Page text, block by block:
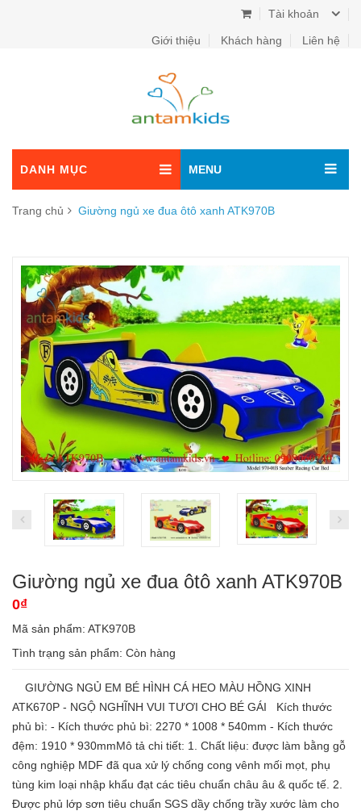
Tài khoản
Giới thiệu Khách hàng Liên hệ
DANH MỤC MENU
Trang chủ Giường ngủ xe đua ôtô xanh ATK970B
Giường ngủ xe đua ôtô xanh ATK970B
0₫
Mã sản phẩm: ATK970B
Tình trạng sản phẩm: Còn hàng
GIƯỜNG NGỦ EM BÉ HÌNH CÁ HEO MÀU HỒNG XINH
ATK670P - NGỘ NGHĨNH VUI TƯƠI CHO BÉ GÁI Kích thước
phủ bì: - Kích thước phủ bì: 2270 * 1008 * 540mm - Kích thước
đệm: 1910 * 930mm ​ Mô tả chi tiết: 1. Chất liệu: được làm bằng gỗ
công nghiệp MDF đã qua xử lý chống cong vênh mối mọt, phụ
tùng kim loại nhập khẩu đạt các tiêu chuẩn châu âu & quốc tế. 2.
Được phủ lớp sơn tiêu chuẩn SGS dầy chống trầy xước làm cho